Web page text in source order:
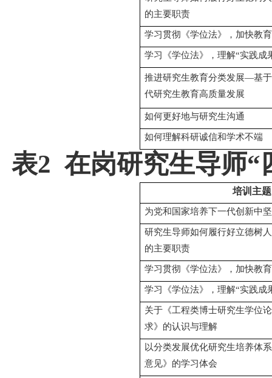
的主要职责
学习贯彻《学位法》，加快教
学习《学位法》，理解“实践成
推进研究生教育分类发展—基
代研究生教育高质量发展
如何更好地与研究生沟通
如何理解科研诚信和学术不端
表2 在岗研究生导师“
培训主题
为党和国家培养下一代创新中
研究生导师如何履行好立德树
的主要职责
学习贯彻《学位法》，加快教
学习《学位法》，理解“实践成
关于《工程类博士研究生学位
求》的认识与理解
以分类发展优化研究生培养体
意见》的学习体会